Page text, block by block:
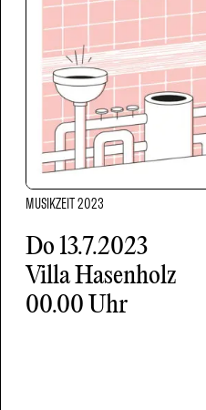
MUSIKZEIT 2023
Do13.7.2023
Villa Hasenholz
00.00 Uhr